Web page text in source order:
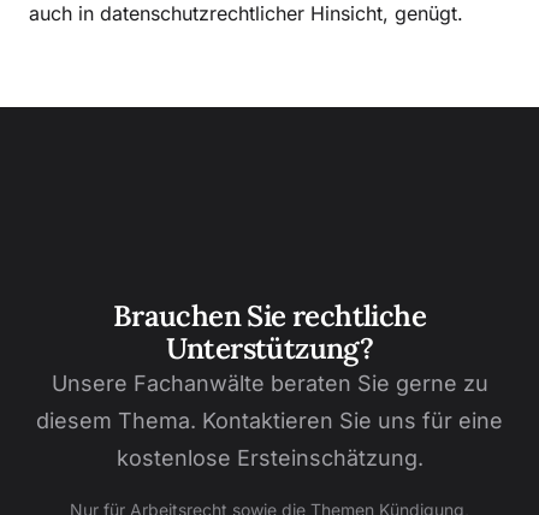
auch in datenschutzrechtlicher Hinsicht, genügt.
Brauchen Sie rechtliche
Unterstützung?
Unsere Fachanwälte beraten Sie gerne zu
diesem Thema. Kontaktieren Sie uns für eine
kostenlose Ersteinschätzung.
Nur für Arbeitsrecht sowie die Themen Kündigung,